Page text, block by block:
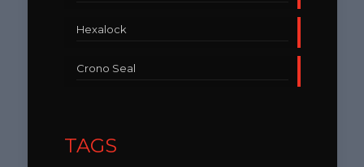
Hexalock
Crono Seal
TAGS